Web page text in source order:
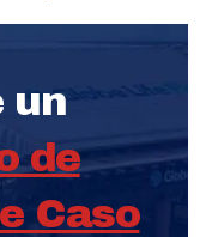
un
de
Caso